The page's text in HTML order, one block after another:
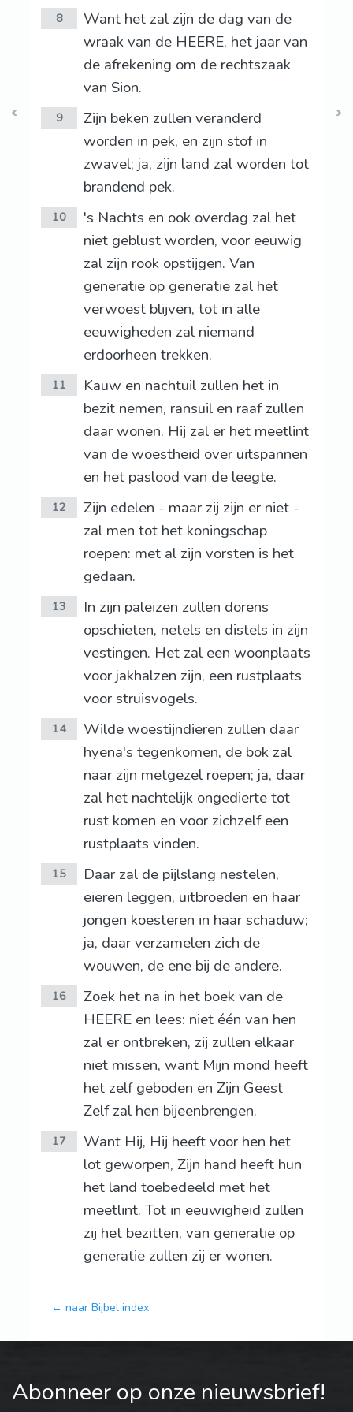
8
Want het zal zijn de dag van de
wraak van de HEERE, het jaar van
de afrekening om de rechtszaak
van Sion.
9
Zijn beken zullen veranderd
worden in pek, en zijn stof in
zwavel; ja, zijn land zal worden tot
brandend pek.
10
's Nachts en ook overdag zal het
niet geblust worden, voor eeuwig
zal zijn rook opstijgen. Van
generatie op generatie zal het
verwoest blijven, tot in alle
eeuwigheden zal niemand
erdoorheen trekken.
11
Kauw en nachtuil zullen het in
bezit nemen, ransuil en raaf zullen
daar wonen. Hij zal er het meetlint
van de woestheid over uitspannen
en het paslood van de leegte.
12
Zijn edelen - maar zij zijn er niet -
zal men tot het koningschap
roepen: met al zijn vorsten is het
gedaan.
13
In zijn paleizen zullen dorens
opschieten, netels en distels in zijn
vestingen. Het zal een woonplaats
voor jakhalzen zijn, een rustplaats
voor struisvogels.
14
Wilde woestijndieren zullen daar
hyena's tegenkomen, de bok zal
naar zijn metgezel roepen; ja, daar
zal het nachtelijk ongedierte tot
rust komen en voor zichzelf een
rustplaats vinden.
15
Daar zal de pijlslang nestelen,
eieren leggen, uitbroeden en haar
jongen koesteren in haar schaduw;
ja, daar verzamelen zich de
wouwen, de ene bij de andere.
16
Zoek het na in het boek van de
HEERE en lees: niet één van hen
zal er ontbreken, zij zullen elkaar
niet missen, want Mijn mond heeft
het zelf geboden en Zijn Geest
Zelf zal hen bijeenbrengen.
17
Want Hij, Hij heeft voor hen het
lot geworpen, Zijn hand heeft hun
het land toebedeeld met het
meetlint. Tot in eeuwigheid zullen
zij het bezitten, van generatie op
generatie zullen zij er wonen.
← naar Bijbel index
Abonneer op onze nieuwsbrief!